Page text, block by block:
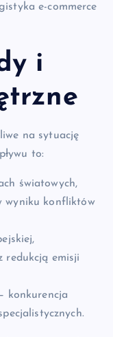
e-commerce
i
na sytuację
to:
światowych,
wyniku konfliktów
redukcją emisji
konkurencja